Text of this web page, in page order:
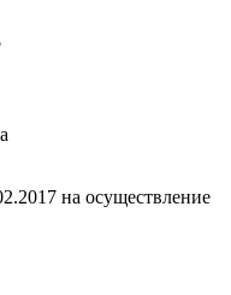
на осуществление